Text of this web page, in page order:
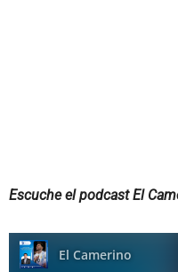
Escuche el podcast El